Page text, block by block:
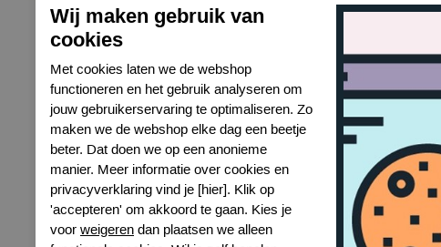
Model
Kenmerk
Kenmerk
Toon alles van Marie Jo
Wij maken gebruik van
cookies
Met cookies laten we de webshop
functioneren en het gebruik analyseren om
jouw gebruikerservaring te optimaliseren. Zo
maken we de webshop elke dag een beetje
beter. Dat doen we op een anonieme
manier. Meer informatie over cookies en
privacyverklaring vind je [hier]. Klik op
'accepteren' om akkoord te gaan. Kies je
voor weigeren dan plaatsen we alleen